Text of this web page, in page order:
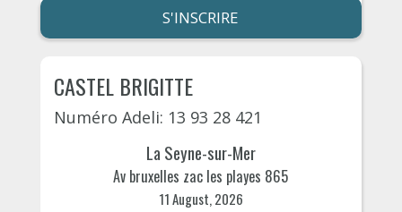
S'INSCRIRE
CASTEL BRIGITTE
Numéro Adeli: 13 93 28 421
La Seyne-sur-Mer
Av bruxelles zac les playes 865
11 August, 2026